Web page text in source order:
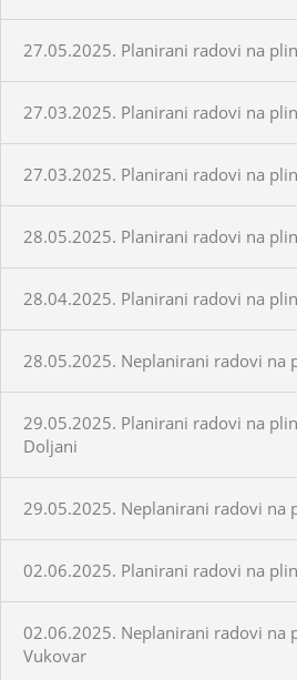
27.05.2025. Planirani radovi na
27.03.2025. Planirani radovi na
27.03.2025. Planirani radovi na
28.05.2025. Planirani radovi na
28.04.2025. Planirani radovi na
28.05.2025. Neplanirani radovi na
29.05.2025. Planirani radovi na
Doljani
29.05.2025. Neplanirani radovi na
02.06.2025. Planirani radovi na
02.06.2025. Neplanirani radovi na
Vukovar